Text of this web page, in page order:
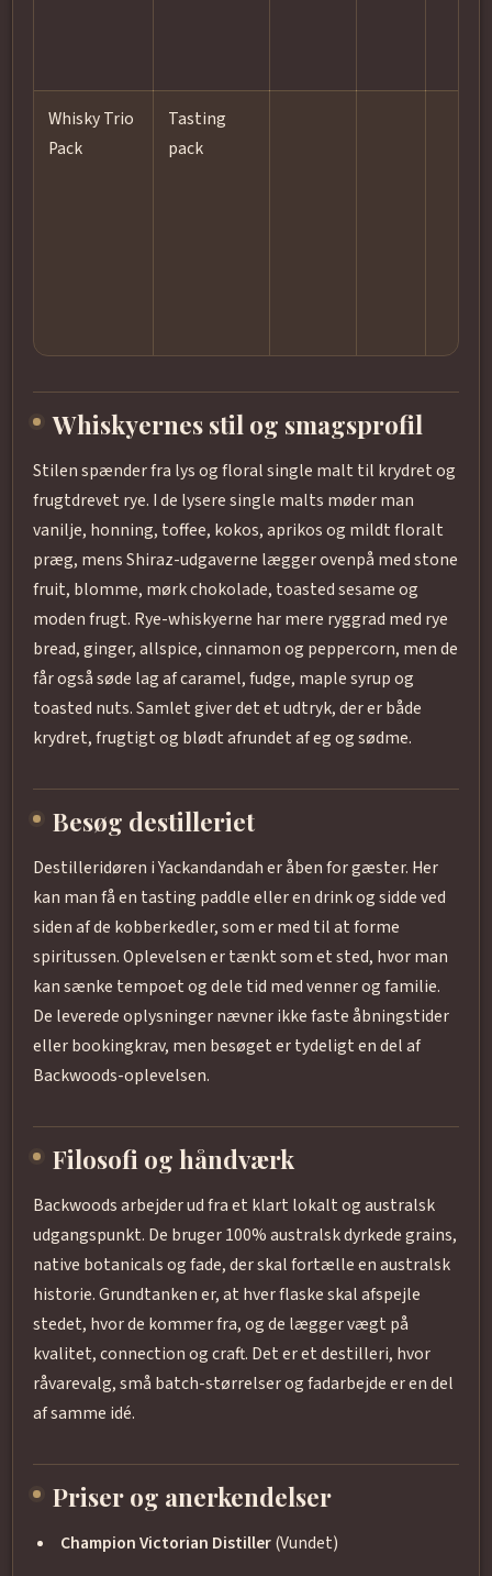
Whisky Trio
Pack
Tasting
pack
Whiskyernes stil og smagsprofil
Stilen spænder fra lys og floral single malt til krydret og
frugtdrevet rye. I de lysere single malts møder man
vanilje, honning, toffee, kokos, aprikos og mildt floralt
præg, mens Shiraz-udgaverne lægger ovenpå med stone
fruit, blomme, mørk chokolade, toasted sesame og
moden frugt. Rye-whiskyerne har mere ryggrad med rye
bread, ginger, allspice, cinnamon og peppercorn, men de
får også søde lag af caramel, fudge, maple syrup og
toasted nuts. Samlet giver det et udtryk, der er både
krydret, frugtigt og blødt afrundet af eg og sødme.
Besøg destilleriet
Destilleridøren i Yackandandah er åben for gæster. Her
kan man få en tasting paddle eller en drink og sidde ved
siden af de kobberkedler, som er med til at forme
spiritussen. Oplevelsen er tænkt som et sted, hvor man
kan sænke tempoet og dele tid med venner og familie.
De leverede oplysninger nævner ikke faste åbningstider
eller bookingkrav, men besøget er tydeligt en del af
Backwoods-oplevelsen.
Filosofi og håndværk
Backwoods arbejder ud fra et klart lokalt og australsk
udgangspunkt. De bruger 100% australsk dyrkede grains,
native botanicals og fade, der skal fortælle en australsk
historie. Grundtanken er, at hver flaske skal afspejle
stedet, hvor de kommer fra, og de lægger vægt på
kvalitet, connection og craft. Det er et destilleri, hvor
råvarevalg, små batch-størrelser og fadarbejde er en del
af samme idé.
Priser og anerkendelser
Champion Victorian Distiller(Vundet)